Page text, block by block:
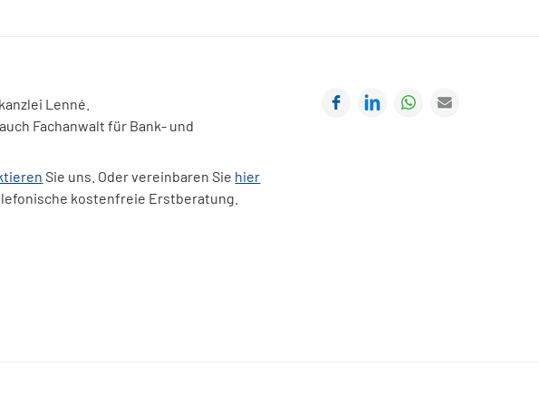
Lenné.
Fachanwalt für Bank- und
Sie uns. Oder vereinbaren Sie hier
kostenfreie Erstberatung.
FacebookLinkedInWhatsApp